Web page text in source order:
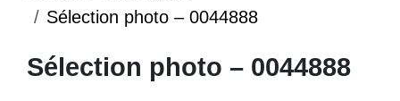
Sélection photo – 0044888
Sélection photo – 0044888